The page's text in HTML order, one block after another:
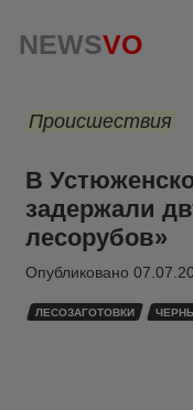
NEWSVO
Происшествия
В
задержали
лесорубов»
Опубликовано
ЛЕСОЗАГОТОВКИ